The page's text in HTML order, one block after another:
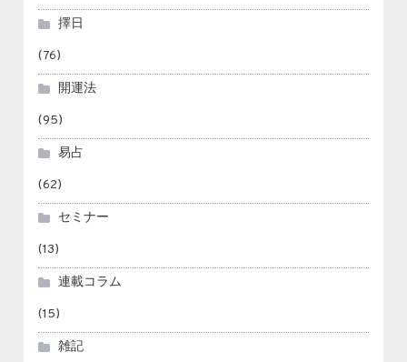
擇日
(76)
開運法
(95)
易占
(62)
セミナー
(13)
連載コラム
(15)
雑記